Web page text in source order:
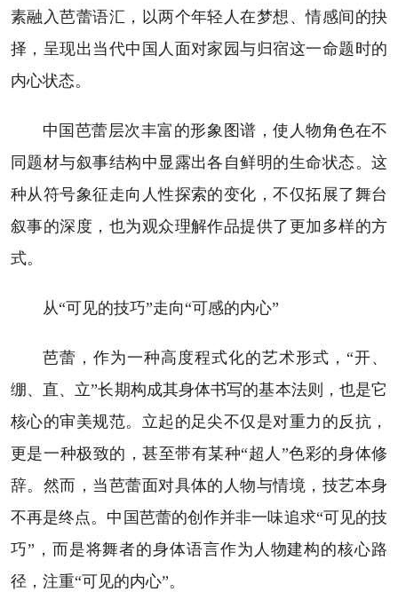
素融入芭蕾语汇，以两个年轻人在梦想、情感间的抉
择，呈现出当代中国人面对家园与归宿这一命题时的
内心状态。
中国芭蕾层次丰富的形象图谱，使人物角色在不
同题材与叙事结构中显露出各自鲜明的生命状态。这
种从符号象征走向人性探索的变化，不仅拓展了舞台
叙事的深度，也为观众理解作品提供了更加多样的方
式。
从“可见的技巧”走向“可感的内心”
芭蕾，作为一种高度程式化的艺术形式，“开、
绷、直、立”长期构成其身体书写的基本法则，也是它
核心的审美规范。立起的足尖不仅是对重力的反抗，
更是一种极致的，甚至带有某种“超人”色彩的身体修
辞。然而，当芭蕾面对具体的人物与情境，技艺本身
不再是终点。中国芭蕾的创作并非一味追求“可见的技
巧”，而是将舞者的身体语言作为人物建构的核心路
径，注重“可见的内心”。